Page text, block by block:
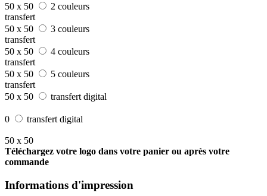
50 x 50
2 couleurs
transfert
50 x 50
3 couleurs
transfert
50 x 50
4 couleurs
transfert
50 x 50
5 couleurs
transfert
50 x 50
transfert digital
0 transfert digital
50 x 50
Téléchargez votre logo dans votre panier ou après votre
commande
Informations d'impression